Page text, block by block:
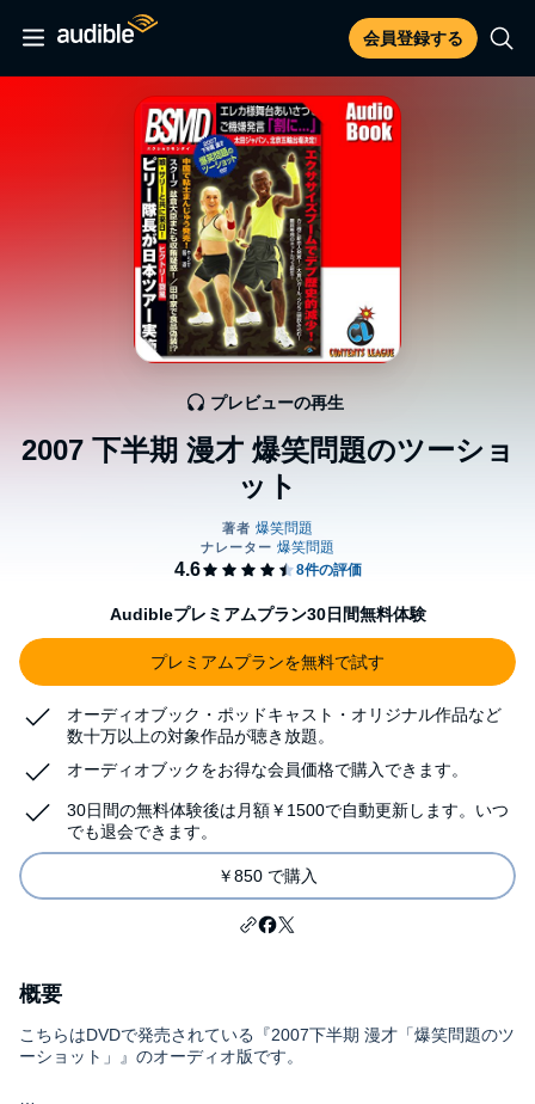
会員登録する
2007 下半期 漫才 爆笑問題のツーショ
ット
プレビューの再生
Audibleプレミアムプラン30日間無料体験
プレミアムプランを無料で試す
オーディオブック・ポッドキャスト・オリジナル作品など
数十万以上の対象作品が聴き放題。
オーディオブックをお得な会員価格で購入できます。
30日間の無料体験後は月額￥1500で自動更新します。いつ
でも退会できます。
￥850 で購入
概要
こちらはDVDで発売されている『2007下半期 漫才「爆笑問題のツ
ーショット」』のオーディオ版です。